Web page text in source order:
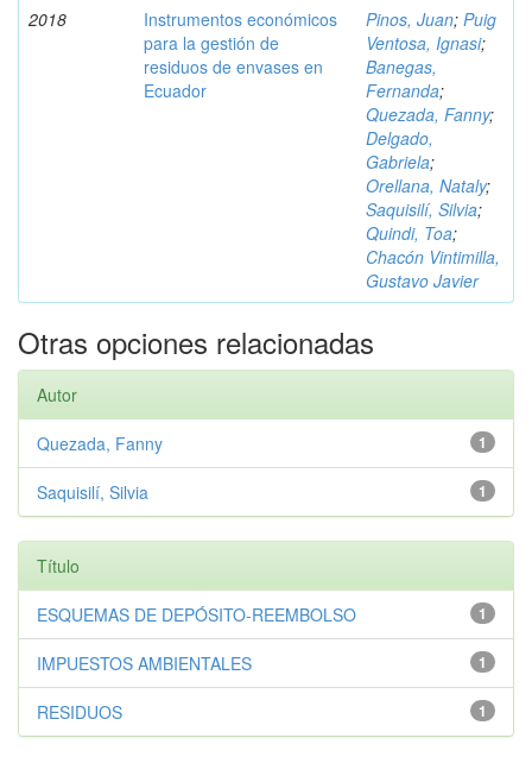
2018
Instrumentos económicos
para la gestión de
residuos de envases en
Ecuador
Pinos, Juan; Puig
Ventosa, Ignasi;
Banegas,
Fernanda;
Quezada, Fanny;
Delgado,
Gabriela;
Orellana, Nataly;
Saquisilí, Silvia;
Quindi, Toa;
Chacón Vintimilla,
Gustavo Javier
Otras opciones relacionadas
Autor
1
Quezada, Fanny
1
Saquisilí, Silvia
Título
1
ESQUEMAS DE DEPÓSITO-REEMBOLSO
1
IMPUESTOS AMBIENTALES
1
RESIDUOS